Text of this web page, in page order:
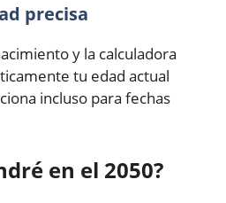
precisa
y la calculadora
tu edad actual
incluso para fechas
en el 2050?